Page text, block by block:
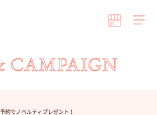
CAMPAIGN
約でノベルティプレゼント！